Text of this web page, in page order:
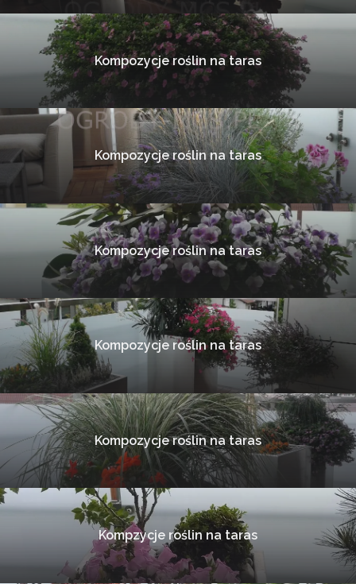
Kompozycje roślin na taras
Kompozycje roślin na taras
Kompozycje roślin na taras
Kompozycje roślin na taras
Kompozycje roślin na taras
Kompzycje roślin na taras